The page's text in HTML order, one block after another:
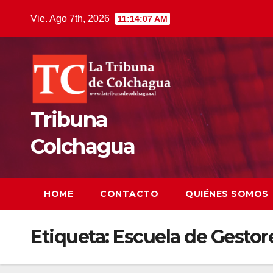
Vie. Ago 7th, 2026 11:14:08 AM
Tribuna
Colchagua
HOME CONTACTO QUIÉNES SOMOS
Etiqueta: Escuela de